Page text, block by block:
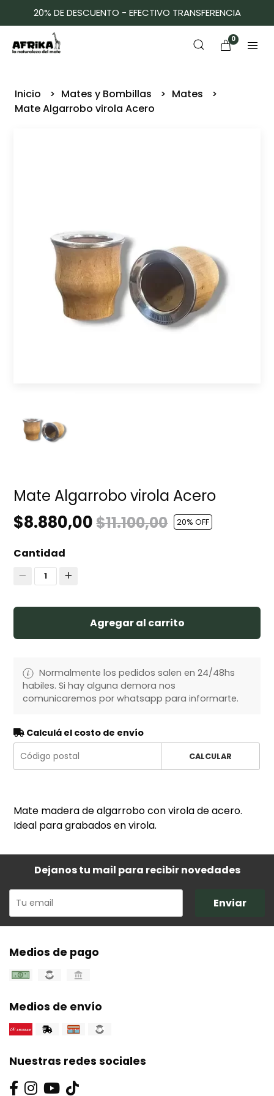
20% DE DESCUENTO - EFECTIVO TRANSFERENCIA
0
Inicio Mates y Bombillas
Mates
Mate Algarrobo virola Acero
Mate Algarrobo virola Acero
$8.880,00$11.100,00 20% OFF
Cantidad
1
Agregar al carrito
Normalmente los pedidos salen en 24/48hs
habiles. Si hay alguna demora nos
comunicaremos por whatsapp para informarte.
Calculá el costo de envío
CALCULAR
Mate madera de algarrobo con virola de acero.
Ideal para grabados en virola.
Dejanos tu mail para recibir novedades
Enviar
Medios de pago
Medios de envío
Nuestras redes sociales